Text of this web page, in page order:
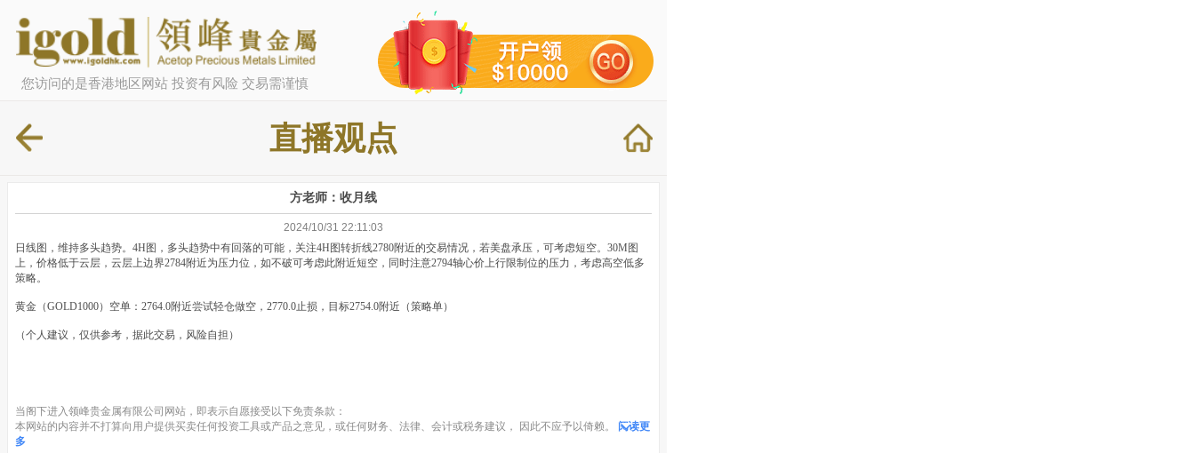
您访问的是香港地区网站 投资有风险 交易需谨慎
直播观点
方老师：收月线
2024/10/31 22:11:03
日线图，维持多头趋势。4H图，多头趋势中有回落的可能，关注4H图转折线2780附近的交易情况，若美盘承压，可考虑短空。30M图
上，价格低于云层，云层上边界2784附近为压力位，如不破可考虑此附近短空，同时注意2794轴心价上行限制位的压力，考虑高空低多
策略。
黄金（GOLD1000）空单：2764.0附近尝试轻仓做空，2770.0止损，目标2754.0附近（策略单）
（个人建议，仅供参考，据此交易，风险自担）
当阁下进入领峰贵金属有限公司网站，即表示自愿接受以下免责条款：
本网站的内容并不打算向用户提供买卖任何投资工具或产品之意见，或任何财务、法律、会计或税务建议， 因此不应予以倚赖。
阅读更
多